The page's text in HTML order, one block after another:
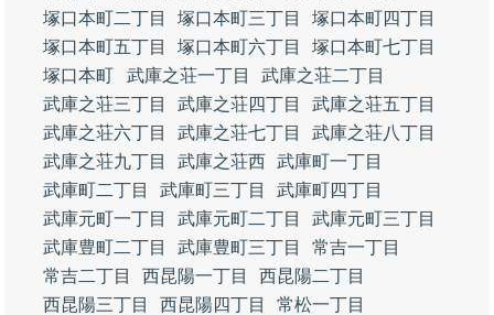
塚口本町二丁目
塚口本町三丁目
塚口本町四丁目
塚口本町五丁目
塚口本町六丁目
塚口本町七丁目
塚口本町
武庫之荘一丁目
武庫之荘二丁目
武庫之荘三丁目
武庫之荘四丁目
武庫之荘五丁目
武庫之荘六丁目
武庫之荘七丁目
武庫之荘八丁目
武庫之荘九丁目
武庫之荘西 武庫町一丁目
武庫町二丁目
武庫町三丁目
武庫町四丁目
武庫元町一丁目
武庫元町二丁目
武庫元町三丁目
武庫豊町二丁目
武庫豊町三丁目
常吉一丁目
常吉二丁目
西昆陽一丁目
西昆陽二丁目
西昆陽三丁目
西昆陽四丁目
常松一丁目